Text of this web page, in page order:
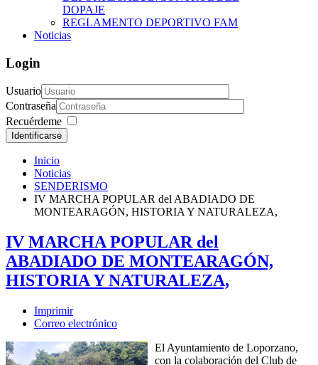
DOPAJE
REGLAMENTO DEPORTIVO FAM
Noticias
Login
Usuario
Contraseña
Recuérdeme
Identificarse
Inicio
Noticias
SENDERISMO
IV MARCHA POPULAR del ABADIADO DE
MONTEARAGÓN, HISTORIA Y NATURALEZA,
IV MARCHA POPULAR del
ABADIADO DE MONTEARAGÓN,
HISTORIA Y NATURALEZA,
Imprimir
Correo electrónico
El Ayuntamiento de Loporzano,
con la colaboración del Club de